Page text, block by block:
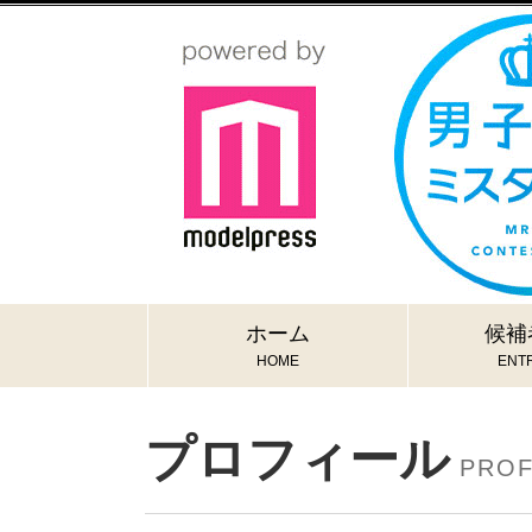
ホーム
HOME
候補
プロフィール